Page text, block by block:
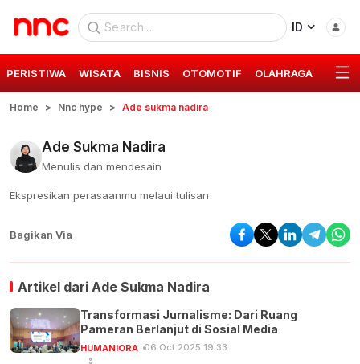
ID
PERISTIWA WISATA BISNIS OTOMOTIF OLAHRAGA GAYA
Home Nnc hype Ade sukma nadira
Ade Sukma Nadira
Menulis dan mendesain
Ekspresikan perasaanmu melaui tulisan
Bagikan Via
Artikel dari Ade Sukma Nadira
Transformasi Jurnalisme: Dari Ruang
Pameran Berlanjut di Sosial Media
HUMANIORA 06 Oct 2025 19:33